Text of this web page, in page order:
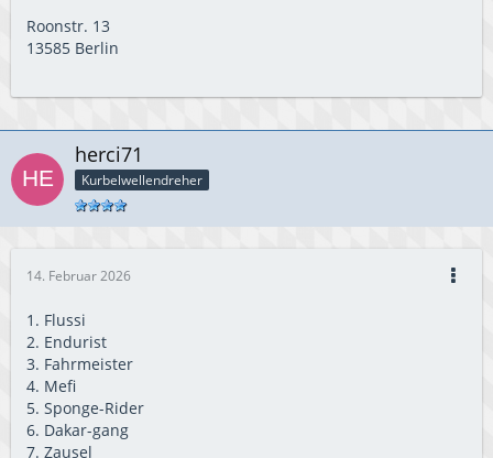
Roonstr. 13
13585 Berlin
herci71
Kurbelwellendreher
14. Februar 2026
1. Flussi
2. Endurist
3. Fahrmeister
4. Mefi
5. Sponge-Rider
6. Dakar-gang
7. Zausel